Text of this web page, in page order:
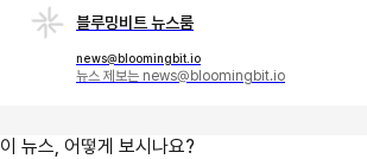
블루밍비트 뉴스룸
news@bloomingbit.io
뉴스 제보는 news@bloomingbit.io
이 뉴스, 어떻게 보시나요?